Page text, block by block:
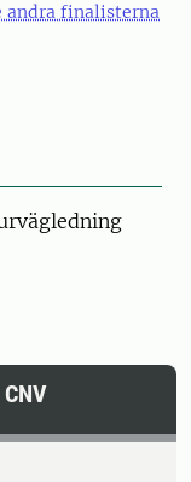
andra finalisterna